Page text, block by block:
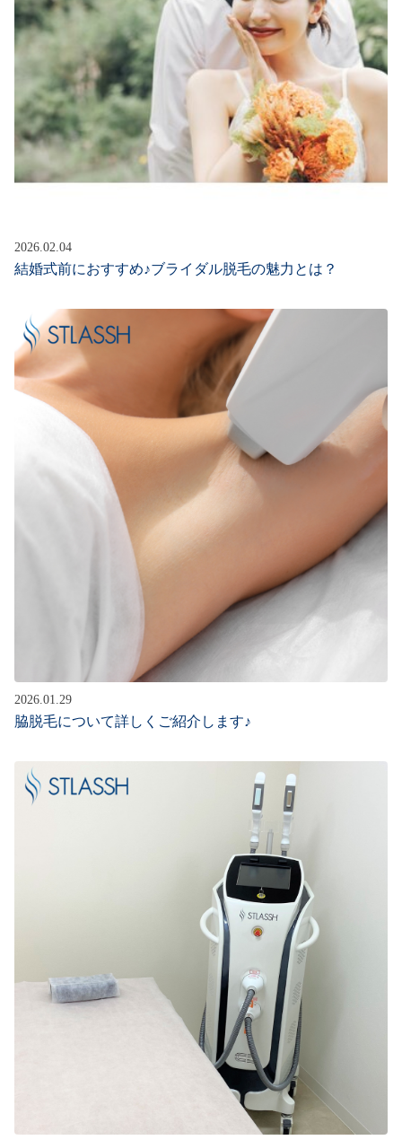
2026.02.04
結婚式前におすすめ♪ブライダル脱毛の魅力とは？
2026.01.29
脇脱毛について詳しくご紹介します♪